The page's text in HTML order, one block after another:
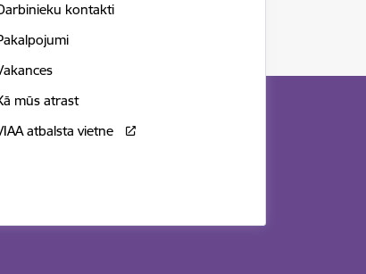
kontakti
mūs atrast
atbalsta vietne